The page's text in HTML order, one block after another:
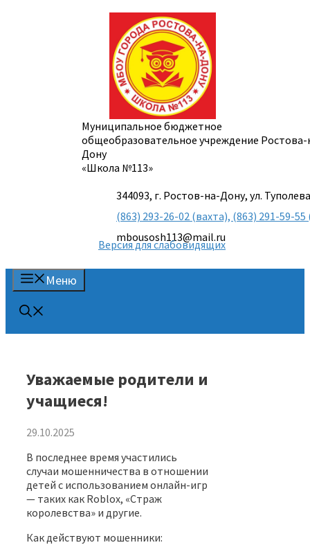
Муниципальное бюджетное
общеобразовательное учреждение
Дону
«Школа №113»
344093, г. Ростов-на-Дону, ул.
(863) 293-26-02 (вахта), (863) 291-59-
mbousosh113@mail.ru
Версия для слабовидящих
Меню
Уважаемые родители и
учащиеся!
29.10.2025
В последнее время участились
случаи мошенничества в отношении
детей с использованием онлайн-игр
— таких как Roblox, «Страж
королевства» и другие.
Как действуют мошенники: